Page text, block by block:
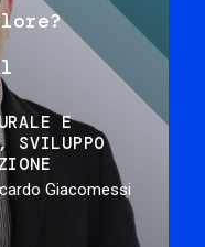
E
SVILUPPO
Giacomessi